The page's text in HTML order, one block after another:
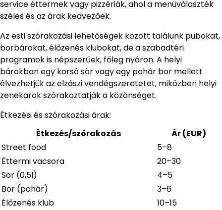
service éttermek vagy pizzériák, ahol a menüválaszték
széles és az árak kedvezőek.
Az esti szórakozási lehetőségek között találunk pubokat,
borbárokat, élőzenés klubokat, de a szabadtéri
programok is népszerűek, főleg nyáron. A helyi
bárokban egy korsó sör vagy egy pohár bor mellett
élvezhetjük az elzászi vendégszeretetet, miközben helyi
zenekarok szórakoztatják a közönséget.
Étkezési és szórakozási árak:
Étkezés/szórakozás
Ár (EUR)
Street food
5–8
Éttermi vacsora
20–30
Sör (0,5l)
4–5
Bor (pohár)
3–6
Élőzenés klub
10–15